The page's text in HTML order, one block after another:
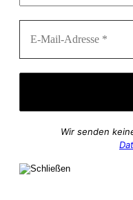
Wir senden